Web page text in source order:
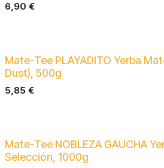
6,90 €
Mate-Tee PLAYADITO Yerba
Dust), 500g
5,85€
Mate-Tee NOBLEZA GAUCHA
Selección, 1000g